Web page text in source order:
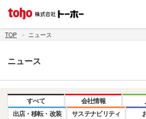
会社案内
株主・投資家情報
トーホーグループのサステナビリティ
TOP ニュース
ニュース
すべて 会社情報
出店・移転・改装
サステナビリティ